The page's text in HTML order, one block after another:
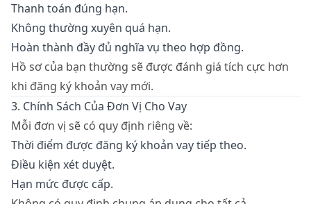
Thanh toán đúng hạn.
Không thường xuyên quá hạn.
Hoàn thành đầy đủ nghĩa vụ theo hợp đồng.
Hồ sơ của bạn thường sẽ được đánh giá tích cực hơn
khi đăng ký khoản vay mới.
3. Chính Sách Của Đơn Vị Cho Vay
Mỗi đơn vị sẽ có quy định riêng về:
Thời điểm được đăng ký khoản vay tiếp theo.
Điều kiện xét duyệt.
Hạn mức được cấp.